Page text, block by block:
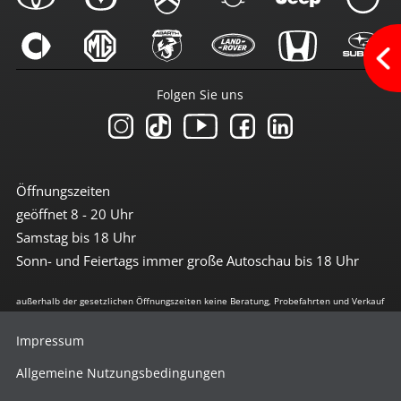
Multimedia
Android-Auto
Navi mit Touchscreen
Radio mit Farbdisplay
Radio mit Touchscreen
Sprachsteuerung
Touchscreen
USB-Anschluss
Sicherheit
6x Airbag
Antiblockiersystem
Öffnungszeiten
geöffnet 8 - 20 Uhr
Samstag bis 18 Uhr
Sonn- und Feiertags immer große Autoschau bis 18 Uhr
Folgen Sie uns
außerhalb der gesetzlichen Öffnungszeiten keine Beratung, Probefahrten und Verkauf
Impressum
Allgemeine Nutzungsbedingungen